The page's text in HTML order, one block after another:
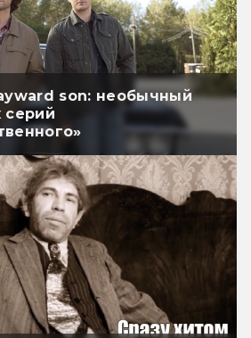
son: необычный
серий